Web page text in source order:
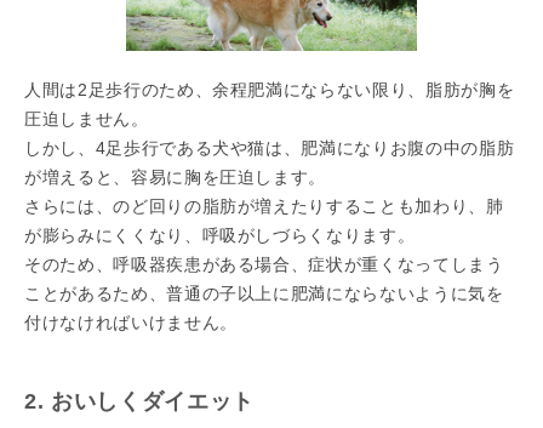
人間は2足歩行のため、余程肥満にならない限り、脂肪が胸を
圧迫しません。
しかし、4足歩行である犬や猫は、肥満になりお腹の中の脂肪
が増えると、容易に胸を圧迫します。
さらには、のど回りの脂肪が増えたりすることも加わり、肺
が膨らみにくくなり、呼吸がしづらくなります。
そのため、呼吸器疾患がある場合、症状が重くなってしまう
ことがあるため、普通の子以上に肥満にならないように気を
付けなければいけません。
2. おいしくダイエット